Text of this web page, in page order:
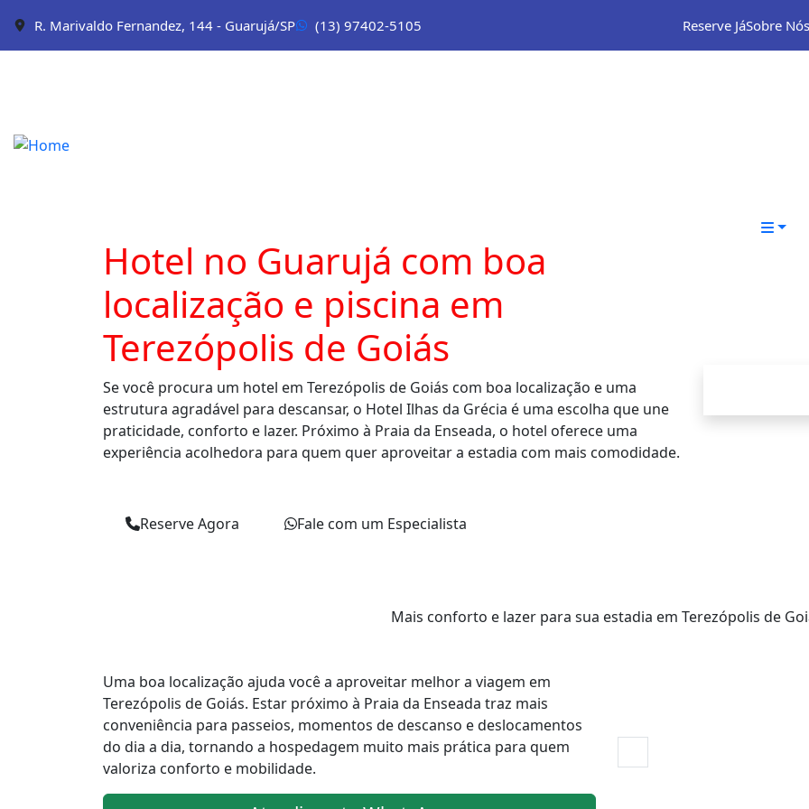
R. Marivaldo Fernandez, 144 - Guarujá/SP (13) 97402-5105 Reserve JáSobre Nós
Hotel no Guarujá com boa
localização e piscina em
Terezópolis de Goiás
Se você procura um hotel em Terezópolis de Goiás com boa localização e uma
estrutura agradável para descansar, o Hotel Ilhas da Grécia é uma escolha que une
praticidade, conforto e lazer. Próximo à Praia da Enseada, o hotel oferece uma
experiência acolhedora para quem quer aproveitar a estadia com mais comodidade.
Reserve Agora Fale com um Especialista
Mais conforto e lazer para sua estadia em Terezópolis de
Uma boa localização ajuda você a aproveitar melhor a viagem em
Terezópolis de Goiás. Estar próximo à Praia da Enseada traz mais
conveniência para passeios, momentos de descanso e deslocamentos
do dia a dia, tornando a hospedagem muito mais prática para quem
valoriza conforto e mobilidade.